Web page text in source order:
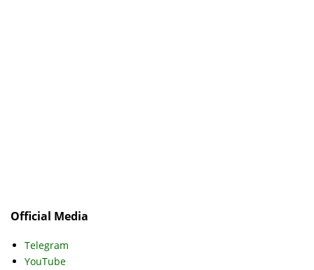
Official Media
Telegram
YouTube